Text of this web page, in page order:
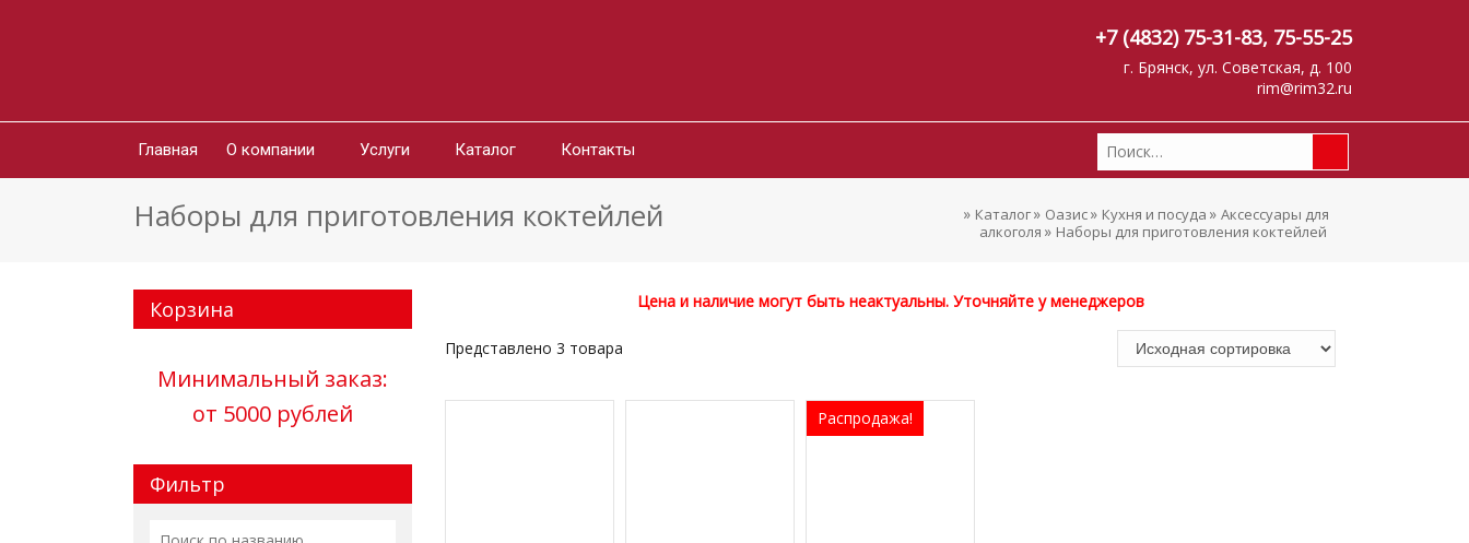
+7 (4832) 75-31-83, 75-55-25
г. Брянск, ул. Советская, д. 100
rim@rim32.ru
Главная О компании Услуги Каталог Контакты
Наборы для приготовления коктейлей » Каталог» Оазис» Кухня и посуда » Аксессуары для
алкоголя » Наборы для приготовления коктейлей
Корзина
Минимальный заказ:
от 5000 рублей
Фильтр
Цена и наличие могут быть неактуальны. Уточняйте у менеджеров
Представлено 3 товара
Распродажа!